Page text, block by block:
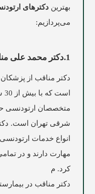
بهتریندکترهای
می‌پردازیم:
1.دکتر محمد علی مناقب
دکتر مناقب از
متخصصان ارتودنسی
شرقی تهران است.
انواع خدمات
مهارت دارند و در
کرد. م
دکتر مناقب در